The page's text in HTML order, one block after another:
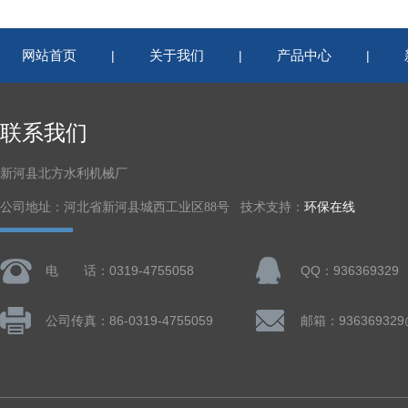
网站首页 | 关于我们 | 产品中心 |
联系我们
新河县北方水利机械厂
公司地址：河北省新河县城西工业区88号 技术支持： 环保在线
电 话：0319-4755058 QQ：936369329
公司传真：86-0319-4755059 邮箱：